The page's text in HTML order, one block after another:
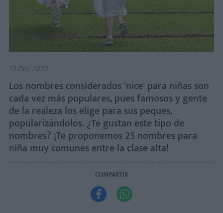
13 Dec 2023
Los nombres considerados 'nice' para niñas son
cada vez más populares, pues famosos y gente
de la realeza los elige para sus peques,
popularizándolos. ¿Te gustan este tipo de
nombres? ¡Te proponemos 25 nombres para
niña muy comunes entre la clase alta!
COMPARTIR
 